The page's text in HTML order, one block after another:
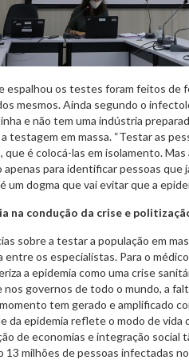
espalhou os testes foram feitos de
mesmos. Ainda segundo o
e não tem uma indústria
testagem em massa. “Testar as
que é colocá-las em isolamento.
apenas para identificar pessoas
um dogma que vai evitar que a
na condução da crise e
sobre a testar a população em
entre os especialistas. Para o
a epidemia como uma crise
nos governos de todo o mundo, a
tem gerado e amplificado
da epidemia reflete o modo de vida
de economias e integração social
13 milhões de pessoas infectadas